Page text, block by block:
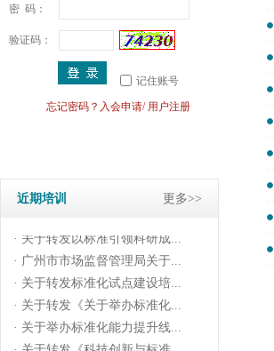
密 码：
验证码：
记住账号
忘记密码？ 入会申请/ 用户注册
更多>>
近期培训
· 关于转发《标准化(试点)建...
· 关于转发以标准引领科研成...
· 广州市市场监督管理局关于...
· 关于转发标准化试点建设培...
· 关于转发《关于举办标准化...
· 关于举办标准化能力提升线...
· 关于转发《科技创新与标准...